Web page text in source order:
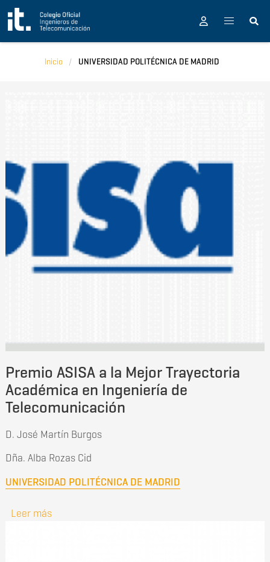
Pasar al contenido principal
Inicio UNIVERSIDAD POLITÉCNICA DE MADRID
Premio ASISA a la Mejor Trayectoria
Académica en Ingeniería de
Telecomunicación
D. José Martín Burgos
Dña. Alba Rozas Cid
UNIVERSIDAD POLITÉCNICA DE MADRID
Leer mássobre Premio ASISA a la Mejor Trayectoria